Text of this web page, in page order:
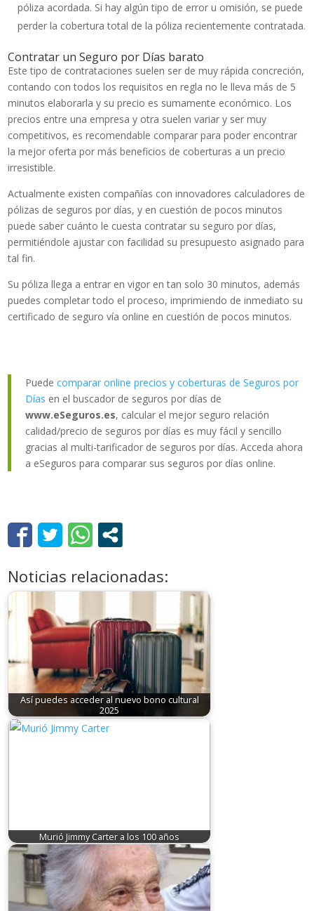
póliza acordada. Si hay algún tipo de error u omisión, se puede
perder la cobertura total de la póliza recientemente contratada.
Contratar un Seguro por Días barato
Este tipo de contrataciones suelen ser de muy rápida concreción,
contando con todos los requisitos en regla no le lleva más de 5
minutos elaborarla y su precio es sumamente económico. Los
precios entre una empresa y otra suelen variar y ser muy
competitivos, es recomendable comparar para poder encontrar
la mejor oferta por más beneficios de coberturas a un precio
irresistible.
Actualmente existen compañías con innovadores calculadores de
pólizas de seguros por días, y en cuestión de pocos minutos
puede saber cuánto le cuesta contratar su seguro por días,
permitiéndole ajustar con facilidad su presupuesto asignado para
tal fin.
Su póliza llega a entrar en vigor en tan solo 30 minutos, además
puedes completar todo el proceso, imprimiendo de inmediato su
certificado de seguro vía online en cuestión de pocos minutos.
Puedecomparar online precios y coberturas de Seguros por
Días en el buscador de seguros por días de
www.eSeguros.es, calcular el mejor seguro relación
calidad/precio de seguros por días es muy fácil y sencillo
gracias al multi-tarificador de seguros por días. Acceda ahora
a eSeguros para comparar sus seguros por días online.
Noticias relacionadas:
Así puedes acceder al nuevo bono cultural
2025
Murió Jimmy Carter a los 100 años